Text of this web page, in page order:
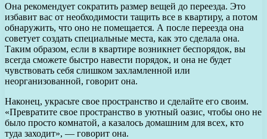
Она рекомендует сократить размер вещей до переезда. Это
избавит вас от необходимости тащить все в квартиру, а потом
обнаружить, что оно не помещается. А после переезда она
советует создать специальные места, как это сделала она.
Таким образом, если в квартире возникнет беспорядок, вы
всегда сможете быстро навести порядок, и она не будет
чувствовать себя слишком захламленной или
неорганизованной, говорит она.
Наконец, украсьте свое пространство и сделайте его своим.
«Превратите свое пространство в уютный оазис, чтобы оно не
было просто комнатой, а казалось домашним для всех, кто
туда заходит», — говорит она.